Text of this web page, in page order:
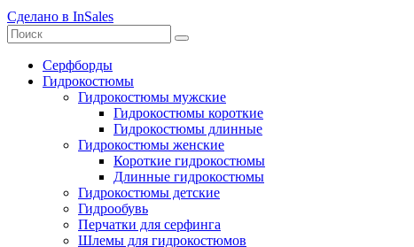
Сделано в InSales
Серфборды
Гидрокостюмы
Гидрокостюмы мужские
Гидрокостюмы короткие
Гидрокостюмы длинные
Гидрокостюмы женские
Короткие гидрокостюмы
Длинные гидрокостюмы
Гидрокостюмы детские
Гидрообувь
Перчатки для серфинга
Шлемы для гидрокостюмов